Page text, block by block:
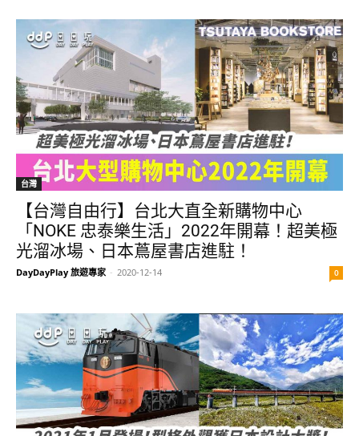
台灣
【台灣自由行】台北大直全新購物中心
「NOKE 忠泰樂生活」2022年開幕！超美極
光溜冰場、日本蔦屋書店進駐！
DayDayPlay 旅遊專家 - 2020-12-14 0